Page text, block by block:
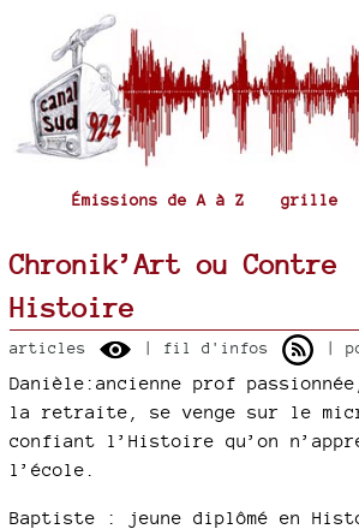
Émissions de A à Z grille
Chronik’Art ou Contre
Histoire
articles | fil d'infos |
Danièle:ancienne prof
la retraite, se venge sur le
confiant l’Histoire qu’on
l’école.
Baptiste : jeune diplômé en